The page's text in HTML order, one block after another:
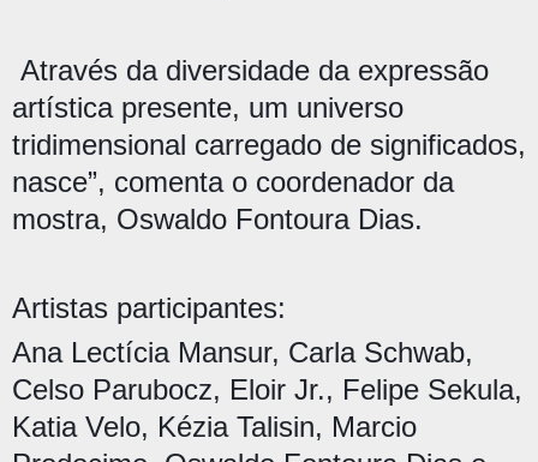
Através da diversidade da expressão
artística presente, um universo
tridimensional carregado de significados,
nasce”, comenta o coordenador da
mostra, Oswaldo Fontoura Dias.
Artistas participantes:
Ana Lectícia Mansur, Carla Schwab,
Celso Parubocz, Eloir Jr., Felipe Sekula,
Katia Velo, Kézia Talisin, Marcio